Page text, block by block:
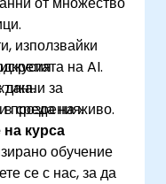
използвайки
на AI.
данни за
прозрения.
среда на живо.
курса
обучение
се с нас, за да